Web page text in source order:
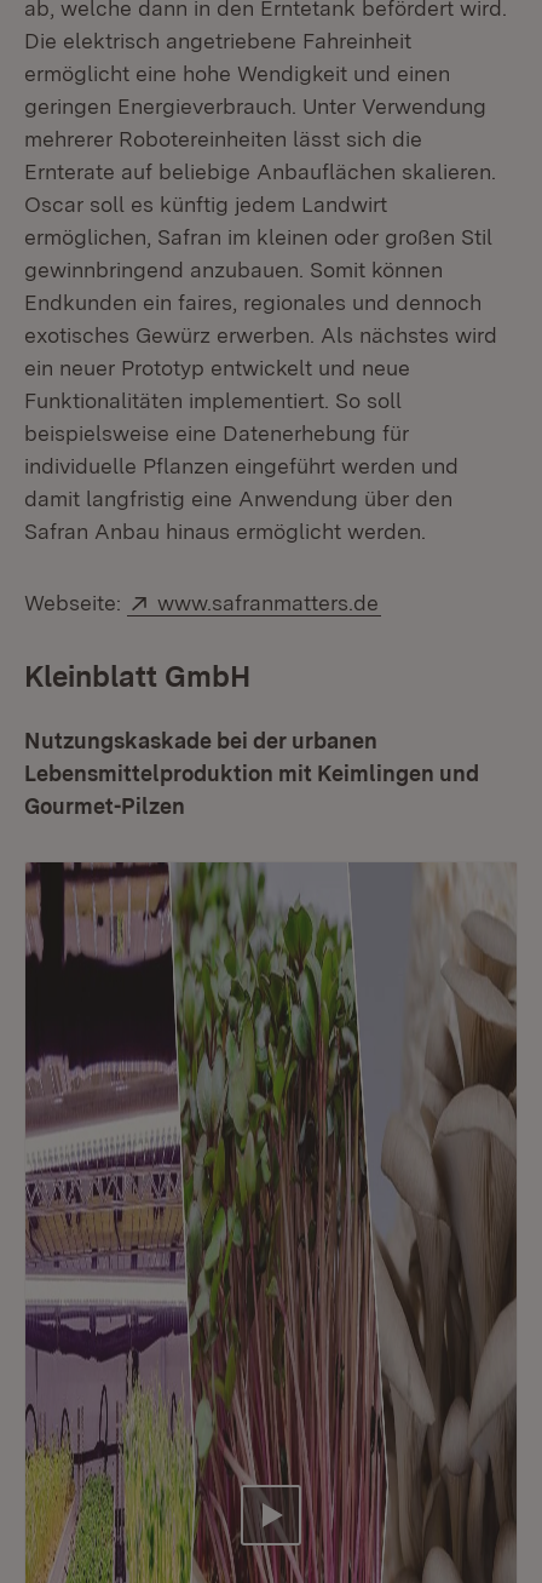
ab, welche dann in den Erntetank befördert wird.
Die elektrisch angetriebene Fahreinheit
ermöglicht eine hohe Wendigkeit und einen
geringen Energieverbrauch. Unter Verwendung
mehrerer Robotereinheiten lässt sich die
Ernterate auf beliebige Anbauflächen skalieren.
Oscar soll es künftig jedem Landwirt
ermöglichen, Safran im kleinen oder großen Stil
gewinnbringend anzubauen. Somit können
Endkunden ein faires, regionales und dennoch
exotisches Gewürz erwerben. Als nächstes wird
ein neuer Prototyp entwickelt und neue
Funktionalitäten implementiert. So soll
beispielsweise eine Datenerhebung für
individuelle Pflanzen eingeführt werden und
damit langfristig eine Anwendung über den
Safran Anbau hinaus ermöglicht werden.
Webseite: Extern:
www.safranmatters.de
Kleinblatt GmbH
Nutzungskaskade bei der urbanen
Lebensmittelproduktion mit Keimlingen und
Gourmet-Pilzen
Video abspielen